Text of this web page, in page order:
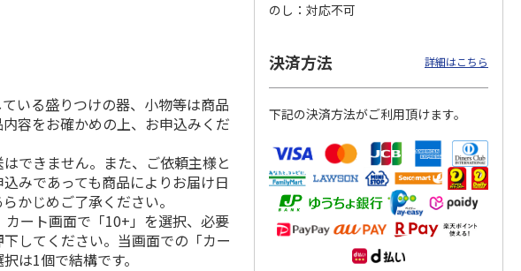
いる盛りつけの器、小物等は商品
容をお確かめの上、お申込みくだ
できません。また、ご依頼主様と
みであっても商品によりお届け日
かじめご了承ください。
ート画面で「10+」を選択、必要
してください。当画面での「カー
は1個で結構です。
のし
対応不可
決済方法 詳細はこちら
下記の決済方法がご利用頂けます。